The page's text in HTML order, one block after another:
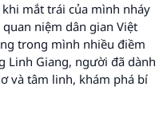
mắt trái của mình nháy
niệm dân gian Việt
trong mình nhiều điềm
Linh Giang, người đã dành
và tâm linh, khám phá bí